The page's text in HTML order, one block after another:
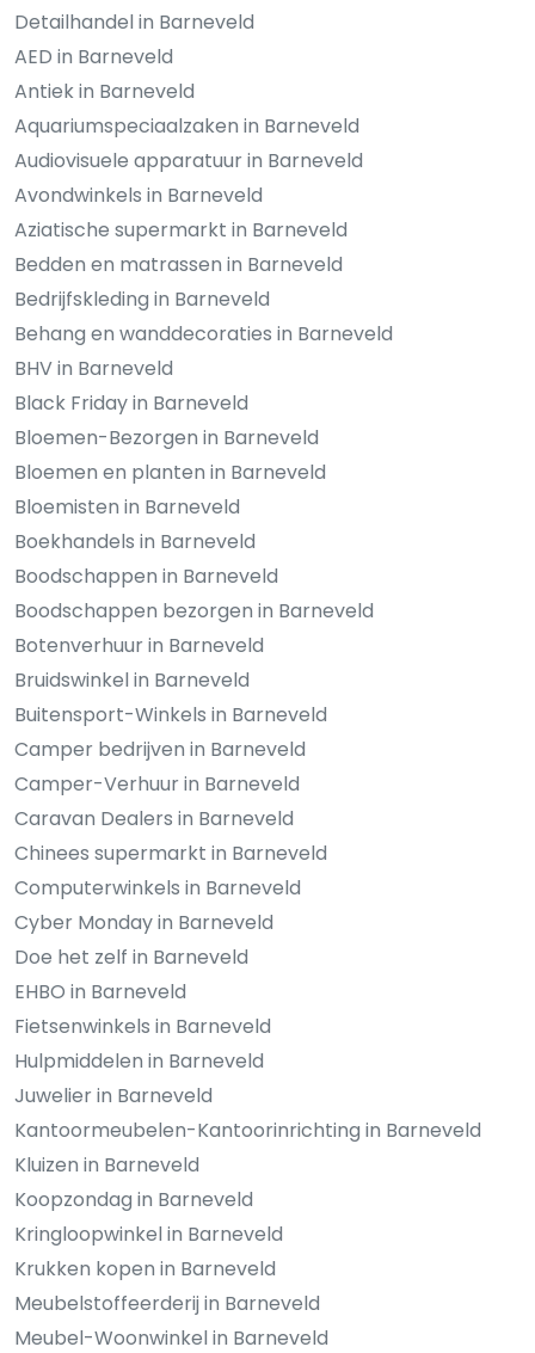
Detailhandel in Barneveld
AED in Barneveld
Antiek in Barneveld
Aquariumspeciaalzaken in Barneveld
Audiovisuele apparatuur in Barneveld
Avondwinkels in Barneveld
Aziatische supermarkt in Barneveld
Bedden en matrassen in Barneveld
Bedrijfskleding in Barneveld
Behang en wanddecoraties in Barneveld
BHV in Barneveld
Black Friday in Barneveld
Bloemen-Bezorgen in Barneveld
Bloemen en planten in Barneveld
Bloemisten in Barneveld
Boekhandels in Barneveld
Boodschappen in Barneveld
Boodschappen bezorgen in Barneveld
Botenverhuur in Barneveld
Bruidswinkel in Barneveld
Buitensport-Winkels in Barneveld
Camper bedrijven in Barneveld
Camper-Verhuur in Barneveld
Caravan Dealers in Barneveld
Chinees supermarkt in Barneveld
Computerwinkels in Barneveld
Cyber Monday in Barneveld
Doe het zelf in Barneveld
EHBO in Barneveld
Fietsenwinkels in Barneveld
Hulpmiddelen in Barneveld
Juwelier in Barneveld
Kantoormeubelen-Kantoorinrichting in Barneveld
Kluizen in Barneveld
Koopzondag in Barneveld
Kringloopwinkel in Barneveld
Krukken kopen in Barneveld
Meubelstoffeerderij in Barneveld
Meubel-Woonwinkel in Barneveld